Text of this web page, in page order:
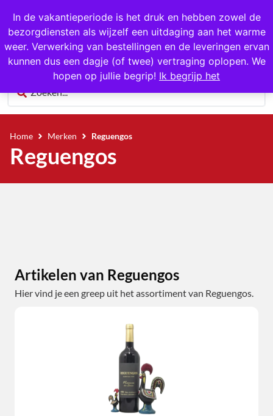
In de vakantieperiode is het druk en hebben zowel de
bezorgdiensten als wijzelf een uitdaging aan het warme
weer. Verwerking van bestellingen en de leveringen ervan
kunnen dus een dagje (of twee) vertraging oplopen. We
hopen op jullie begrip! Ik begrijp het
1000+ producten op voorraad
0
Home Merken Reguengos
Reguengos
Artikelen van Reguengos
Hier vind je een greep uit het assortiment van Reguengos.